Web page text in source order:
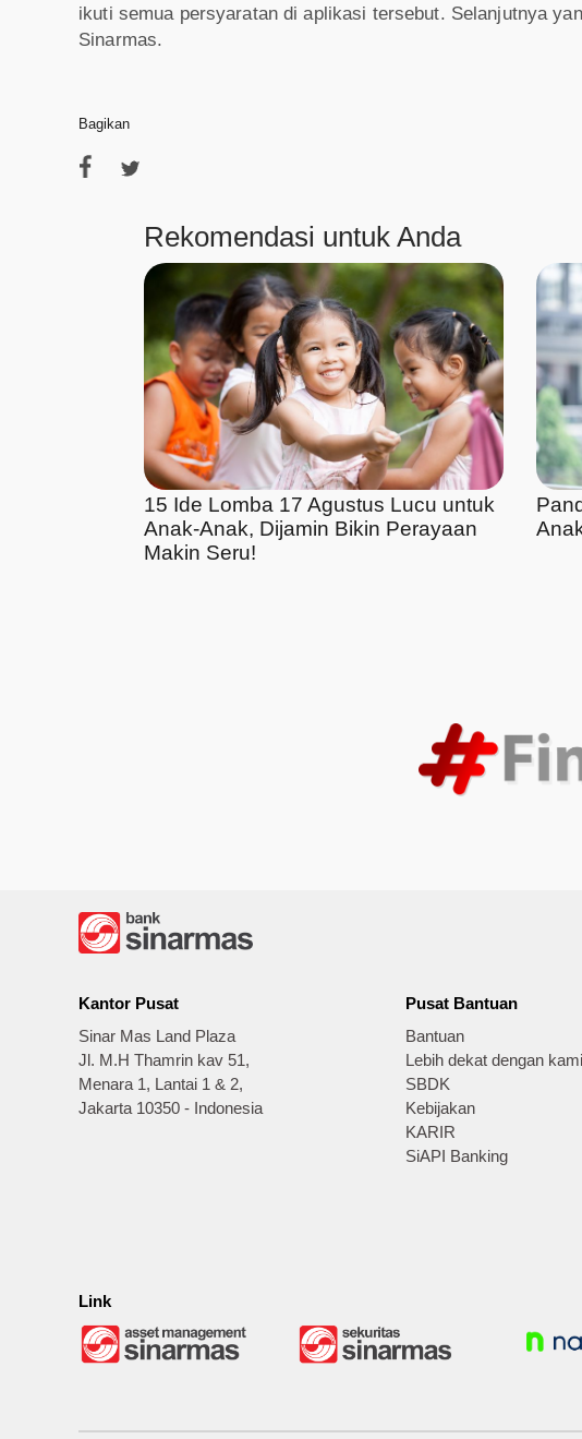
ikuti semua persyaratan di aplikasi tersebut. Selanjutnya
Sinarmas.
Bagikan
Rekomendasi untuk Anda
15 Ide Lomba 17 Agustus Lucu untuk
Anak-Anak, Dijamin Bikin Perayaan
Makin Seru!
Kantor Pusat
Sinar Mas Land Plaza
Jl. M.H Thamrin kav 51,
Menara 1, Lantai 1 & 2,
Jakarta 10350 - Indonesia
Pusat Bantuan
Bantuan
Lebih dekat dengan kami
SBDK
Kebijakan
KARIR
SiAPI Banking
Link